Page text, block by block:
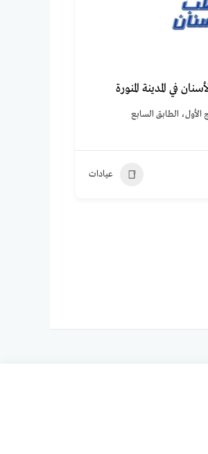
في المدينة المنورة
الطابق السابع
عيادات